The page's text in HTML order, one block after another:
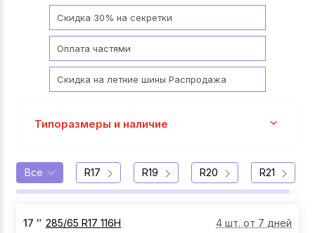
Скидка 30% на секретки
Оплата частями
Скидка на летние шины Распродажа
Типоразмеры и наличие
Все R17 R19 R20 R21
17 ″ 285/65 R17 116H 4 шт. от 7 дней